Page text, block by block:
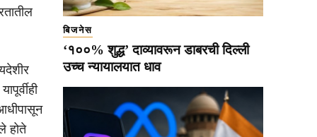
होते
बिजनेस
‘१००% शुद्ध’ दाव्यावरून डाबरची दिल्ली
उच्च न्यायालयात धाव